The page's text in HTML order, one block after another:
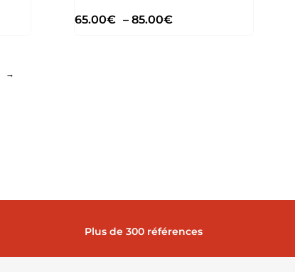
65.00€ –85.00€
→
Plus de 300 références